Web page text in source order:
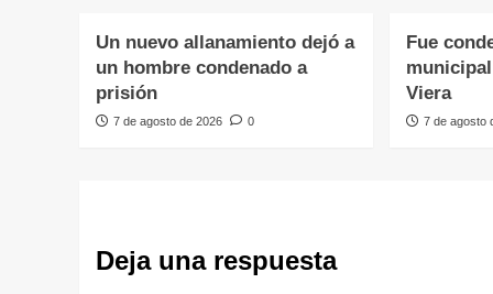
Un nuevo allanamiento dejó a
un hombre condenado a
prisión
7 de agosto de 2026 0
Fue
Viera
7 de agosto
Deja una respuesta